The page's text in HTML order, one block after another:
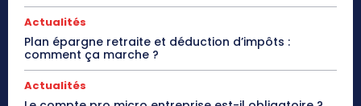
Actualités
Plan épargne retraite et déduction d’impôts :
comment ça marche ?
Actualités